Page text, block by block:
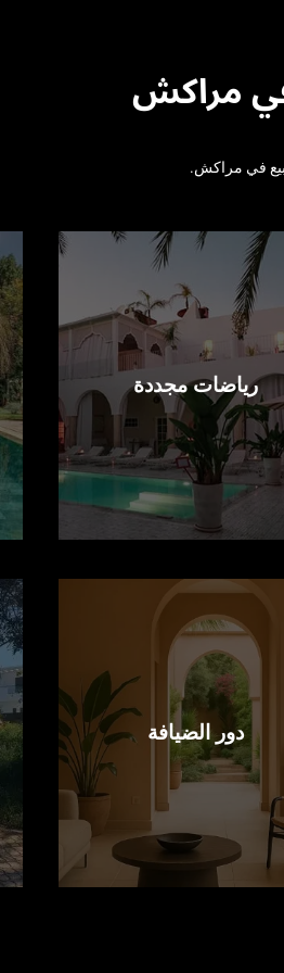
مراكش
في مراكش.
رياضات مجددة
دور الضيافة